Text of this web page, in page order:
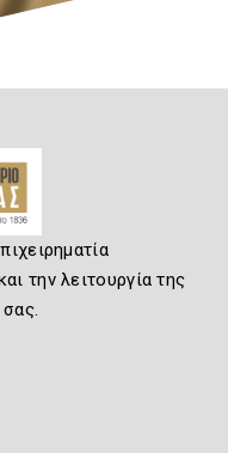
την λειτουργία της